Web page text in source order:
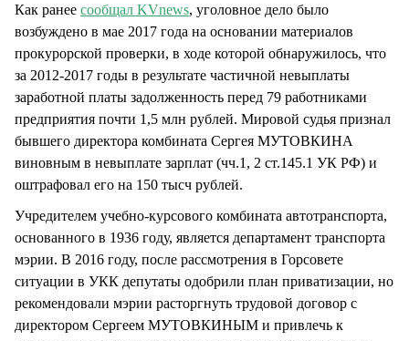
Как ранее сообщал KVnews, уголовное дело было
возбуждено в мае 2017 года на основании материалов
прокурорской проверки, в ходе которой обнаружилось, что
за 2012-2017 годы в результате частичной невыплаты
заработной платы задолженность перед 79 работниками
предприятия почти 1,5 млн рублей. Мировой судья признал
бывшего директора комбината Сергея МУТОВКИНА
виновным в невыплате зарплат (чч.1, 2 ст.145.1 УК РФ) и
оштрафовал его на 150 тысч рублей.
Учредителем учебно-курсового комбината автотранспорта,
основанного в 1936 году, является департамент транспорта
мэрии. В 2016 году, после рассмотрения в Горсовете
ситуации в УКК депутаты одобрили план приватизации, но
рекомендовали мэрии расторгнуть трудовой договор с
директором Сергеем МУТОВКИНЫМ и привлечь к